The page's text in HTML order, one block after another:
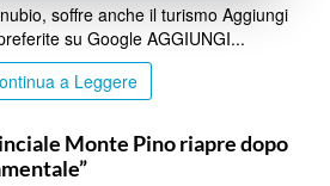
soffre anche il turismo Aggiungi
su Google AGGIUNGI...
a Leggere
Monte Pino riapre dopo